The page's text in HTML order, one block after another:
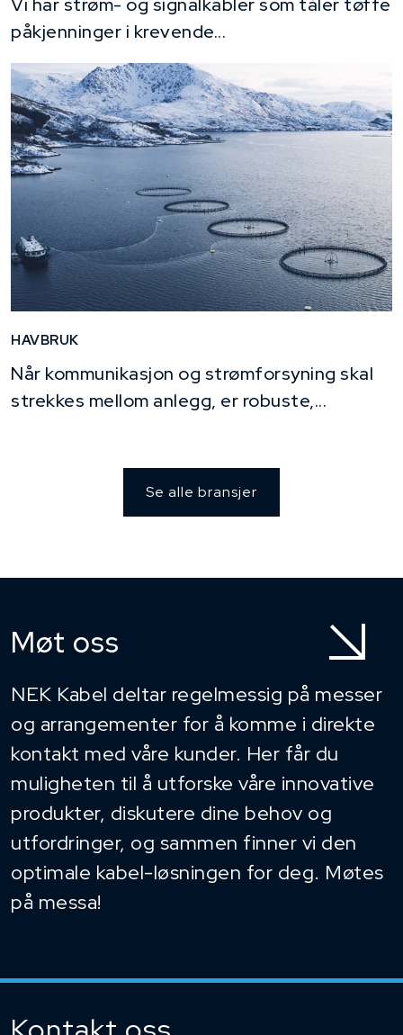
påkjenninger i krevende...
HAVBRUK
Når kommunikasjon og strømforsyning skal
strekkes mellom anlegg, er robuste,...
Se alle bransjer
Møt oss
NEK Kabel deltar regelmessig på messer
og arrangementer for å komme i direkte
kontakt med våre kunder. Her får du
muligheten til å utforske våre innovative
produkter, diskutere dine behov og
utfordringer, og sammen finner vi den
optimale kabel-løsningen for deg. Møtes
på messa!